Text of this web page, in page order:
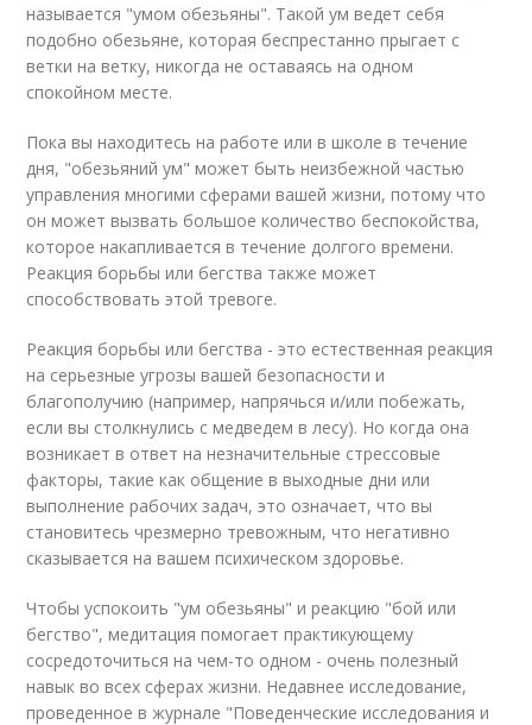
называется "умом обезьяны". Такой ум ведет себя
подобно обезьяне, которая беспрестанно прыгает с
ветки на ветку, никогда не оставаясь на одном
спокойном месте.
Пока вы находитесь на работе или в школе в течение
дня, "обезьяний ум" может быть неизбежной частью
управления многими сферами вашей жизни, потому что
он может вызвать большое количество беспокойства,
которое накапливается в течение долгого времени.
Реакция борьбы или бегства также может
способствовать этой тревоге.
Реакция борьбы или бегства - это естественная реакция
на серьезные угрозы вашей безопасности и
благополучию (например, напрячься и/или побежать,
если вы столкнулись с медведем в лесу). Но когда она
возникает в ответ на незначительные стрессовые
факторы, такие как общение в выходные дни или
выполнение рабочих задач, это означает, что вы
становитесь чрезмерно тревожным, что негативно
сказывается на вашем психическом здоровье.
Чтобы успокоить "ум обезьяны" и реакцию "бой или
бегство", медитация помогает практикующему
сосредоточиться на чем-то одном - очень полезный
навык во всех сферах жизни. Недавнее исследование,
проведенное в журнале "Поведенческие исследования и